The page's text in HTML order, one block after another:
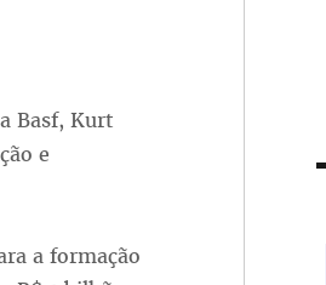
Basf, Kurt
e
a formação